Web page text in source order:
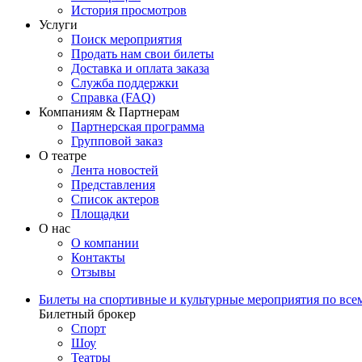
История просмотров
Услуги
Поиск мероприятия
Продать нам свои билеты
Доставка и оплата заказа
Служба поддержки
Справка (FAQ)
Компаниям & Партнерам
Партнерская программа
Групповой заказ
О театре
Лента новостей
Представления
Список актеров
Площадки
О нас
О компании
Контакты
Отзывы
Билеты на спортивные и культурные мероприятия по
Билетный брокер
Спорт
Шоу
Театры